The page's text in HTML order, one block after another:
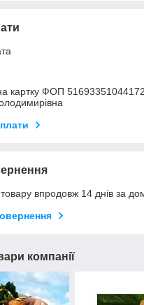
картку ФОП
впродовж 14 днів за
компанії